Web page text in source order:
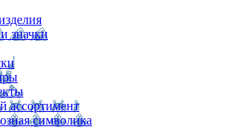
значки
ассортимент
символика